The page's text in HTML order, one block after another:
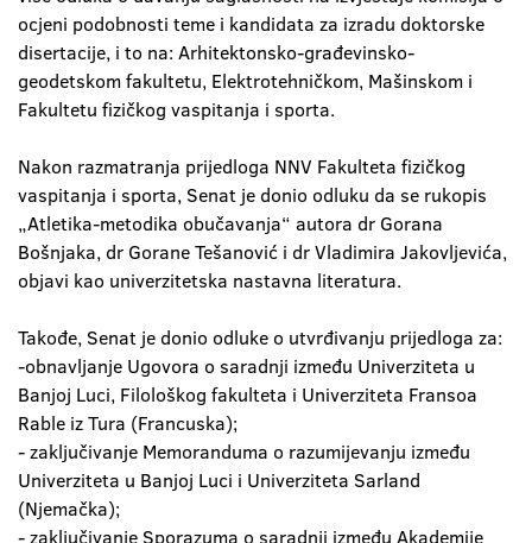
ocjeni podobnosti teme i kandidata za izradu doktorske
disertacije, i to na: Arhitektonsko-građevinsko-
geodetskom fakultetu, Elektrotehničkom, Mašinskom i
Fakultetu fizičkog vaspitanja i sporta.
Nakon razmatranja prijedloga NNV Fakulteta fizičkog
vaspitanja i sporta, Senat je donio odluku da se rukopis
„Atletika-metodika obučavanja“ autora dr Gorana
Bošnjaka, dr Gorane Tešanović i dr Vladimira Jakovljevića,
objavi kao univerzitetska nastavna literatura.
Takođe, Senat je donio odluke o utvrđivanju prijedloga za:
-obnavljanje Ugovora o saradnji između Univerziteta u
Banjoj Luci, Filološkog fakulteta i Univerziteta Fransoa
Rable iz Tura (Francuska);
- zaključivanje Memoranduma o razumijevanju između
Univerziteta u Banjoj Luci i Univerziteta Sarland
(Njemačka);
- zaključivanje Sporazuma o saradnji između Akademije